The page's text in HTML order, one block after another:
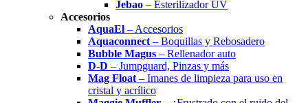
Jebao – Esterilizador UV
Accesorios
AquaEl – Accesorios
Aquaconnect – Boquillas y Rebosadero
Bubble Magus – Rellenador auto
D-D – Jumpguard, Pinzas y más
Mag Float – Imanes de limpieza para uso en
cristal y acrílico